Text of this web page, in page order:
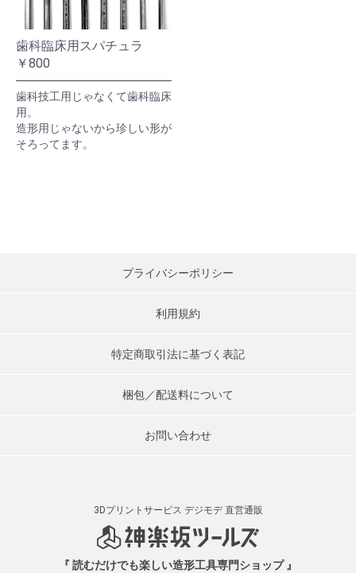
歯科臨床用スパチュラ
￥800
歯科技工用じゃなくて歯科臨床
用。
造形用じゃないから珍しい形が
そろってます。
プライバシーポリシー
利用規約
特定商取引法に基づく表記
梱包／配送料について
お問い合わせ
3Dプリントサービス デジモデ直営通販
『 読むだけでも楽しい造形工具専門ショップ 』